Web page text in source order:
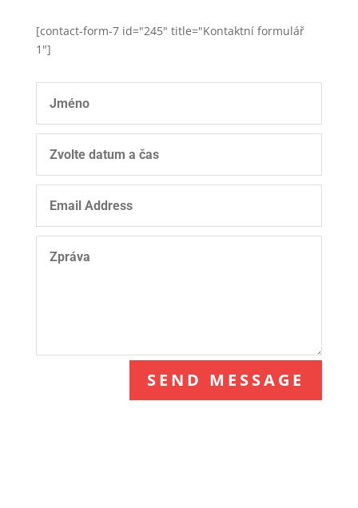
[contact-form-7 id="245" title="Kontaktní formulář
1"]
SEND MESSAGE